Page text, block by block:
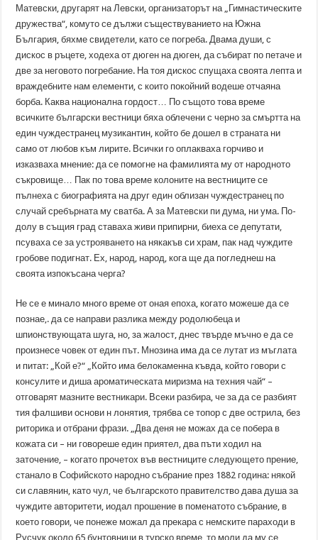
Матевски, другарят на Левски, организаторът на „Гимнастическите
дружества“, комуто се дължи съществуванието на Южна
България, бяхме свидетели, като се погреба. Двама души, с
дискос в ръцете, ходеха от дюген на дюген, да събират по петаче и
две за неговото погребание. На тоя дискос спущаха своята лепта и
враждебните нам елементи, с които покойний водеше отчаяна
борба. Каква национална гордост… По същото това време
всичките български вестници бяха облечени с черно за смъртта на
един чуждестранец музикантин, който бе дошел в страната ни
само от любов към лирите. Всички го оплакваха горчиво и
изказваха мнение: да се помогне на фамилията му от народното
съкровище… Пак по това време колоните на вестниците се
пълнеха с биографията на друг един облизан чуждестранец по
случай сребърната му сватба. А за Матевски пи дума, ни ума. По-
долу в същия град ставаха живи припирни, биеха се депутати,
псуваха се за устрояването на някакъв си храм, пак над чуждите
гробове подигнат. Ех, народ, народ, кога ще да погледнеш на
своята изпокъсана черга?
Не се е минало много време от оная епоха, когато можеше да се
познае,. да се направи разлика между родолюбеца и
шпионствующата шуга, но, за жалост, днес твърде мъчно е да се
произнесе човек от един път. Мнозина има да се лутат из мъглата
и питат: „Кой е?“ „Който има белокаменна къвда, който говори с
консулите и диша ароматическата миризма на техния чай“ –
отговарят мазните вестникари. Всеки разбира, че за да се разбият
тия фалшиви основи н лонятия, трябва се топор с две острила, без
риторика и отбрани фрази. „Два деня не можах да се побера в
кожата си – ни говореше един приятел, два пъти ходил на
заточение, – когато прочетох във вестниците следующето прение,
станало в Софийското народно събрание през 1882 година: някой
си славянин, като чул, че българското правителство дава душа за
чуждите авторитети, иодал прошение в поменатото събрание, в
което говори, че понеже можал да прекара с немските параходи в
Русчук около 65 бунтовници в турско време, то моли да му се